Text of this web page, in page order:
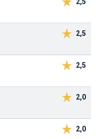
2,5
2,5
2,0
2,0